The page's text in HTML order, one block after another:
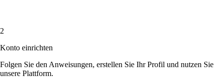
2
Konto einrichten
Folgen Sie den Anweisungen, erstellen Sie Ihr Profil und nutzen Sie
unsere Plattform.